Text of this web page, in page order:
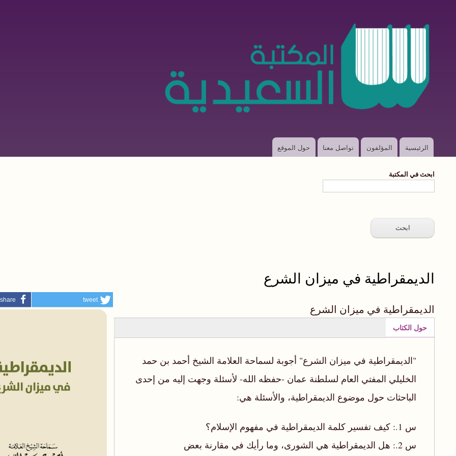
Mainالرئيسية المؤلفون تواصل معنا حول الموقع
ابحث في المكتبة
الديمقراطية في ميزان الشرع
الديمقراطية في ميزان الشرع
حول الكتاب
(علامة
النشطة)
"الديمقراطية في ميزان الشرع" أجوبة لسماحة العلامة الشيخ أحمد بن حمد
الخليلي المفتي العام لسلطنة عمان -حفظه الله- لأسئلة وجهت إليه من إحدى
الباحثات حول موضوع الديمقراطية، والأسئلة هي:
س 1.: كيف تفسير كلمة الديمقراطية في مفهوم الإسلام؟
س 2.: هل الديمقراطية هي الشورى، وما رأيك في مقارنة بعض
tweet
share